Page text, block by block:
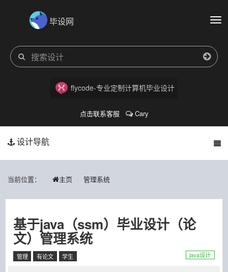
切
航
毕设网
flycode-专业定制计算机毕业设计
点击联系客服 Cary
设计导航
当前位置： 主页 管理系统
基于java（ssm）毕业设计（论
文）管理系统
管理 有论文 学生 java设计